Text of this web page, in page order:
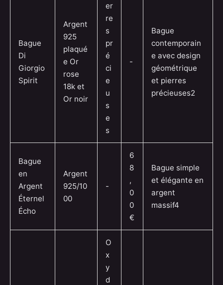
Bague
Di
Giorgio
Spirit
Argent
925
plaqué
e Or
rose
18k et
Or noir
er
re
s
pr
é
ci
e
u
s
e
s
-
Bague
contemporain
e avec design
géométrique
et pierres
précieuses2
Bague
en
Argent
Éternel
Écho
Argent
925/10
00
-
6
8
,
0
0
€
Bague simple
et élégante en
argent
massif4
O
x
y
d